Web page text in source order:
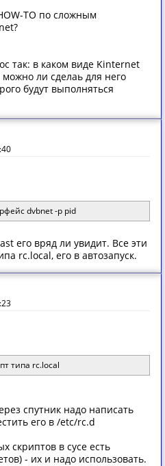
TO по сложным
так: в каком виде Kinternet
ли сделаь для него
будут выполняться
dvbnet -p pid
его вряд ли увидит. Все эти
rc.local, его в автозапуск.
типа rc.local
спутник надо написать
его в /etc/rc.d
скриптов в сусе есть
- их и надо использовать.